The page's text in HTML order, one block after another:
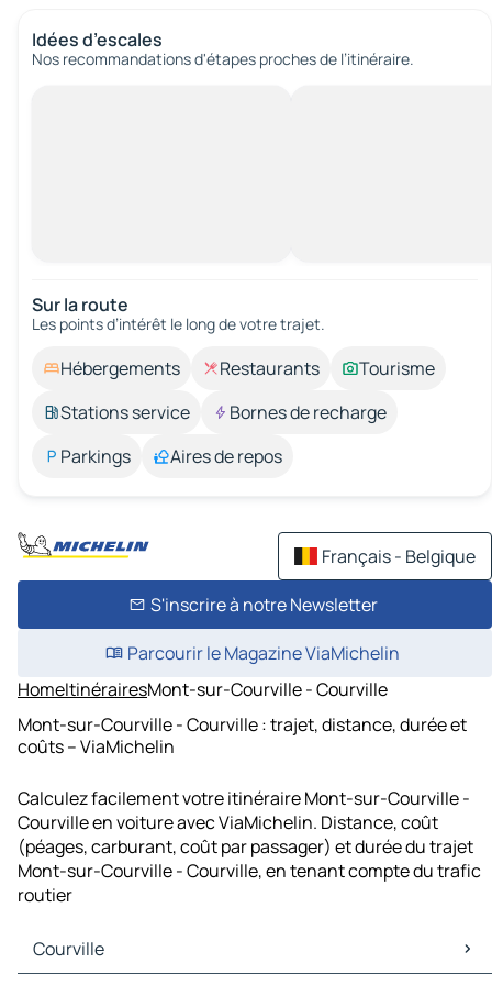
Idées d’escales
Nos recommandations d'étapes proches de l’itinéraire.
Sur la route
Les points d’intérêt le long de votre trajet.
Hébergements Restaurants
Tourisme
Stations service
Bornes de recharge
Parkings
Aires de repos
Français - Belgique
S'inscrire à notre Newsletter
Parcourir le Magazine ViaMichelin
HomeItinérairesMont-sur-Courville - Courville
Mont-sur-Courville - Courville : trajet, distance, durée et
coûts – ViaMichelin
Calculez facilement votre itinéraire Mont-sur-Courville -
Courville en voiture avec ViaMichelin. Distance, coût
(péages, carburant, coût par passager) et durée du trajet
Mont-sur-Courville - Courville, en tenant compte du trafic
routier
Courville